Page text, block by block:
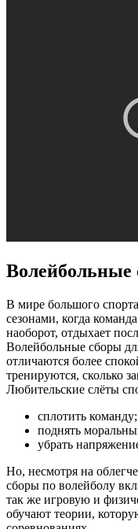
Волейбольные
В мире большого
сезонами, когда
наоборот, отдыхает
Волейбольные сборы
отличаются более
тренируются, сколько
Любительские слёты
сплотить команду;
поднять
убрать
Но, несмотря на
сборы по волейболу
так же игровую и
обучают теории,